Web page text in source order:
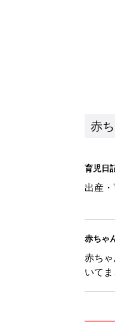
赤
育児日
出産
赤ちゃ
赤ち
いて